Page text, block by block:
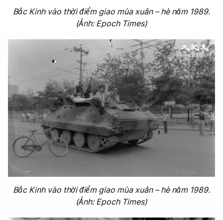
Bắc Kinh vào thời điểm giao mùa xuân – hè năm 1989.
(Ảnh: Epoch Times)
Bắc Kinh vào thời điểm giao mùa xuân – hè năm 1989.
(Ảnh: Epoch Times)